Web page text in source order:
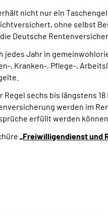
nicht nur ein
ohne selbst
Deutsche
jedes Jahr in
, Kranken-, Pflege-,
sechs bis längstens
werden im
erfüllt werden können.
„Freiwilligendienst und